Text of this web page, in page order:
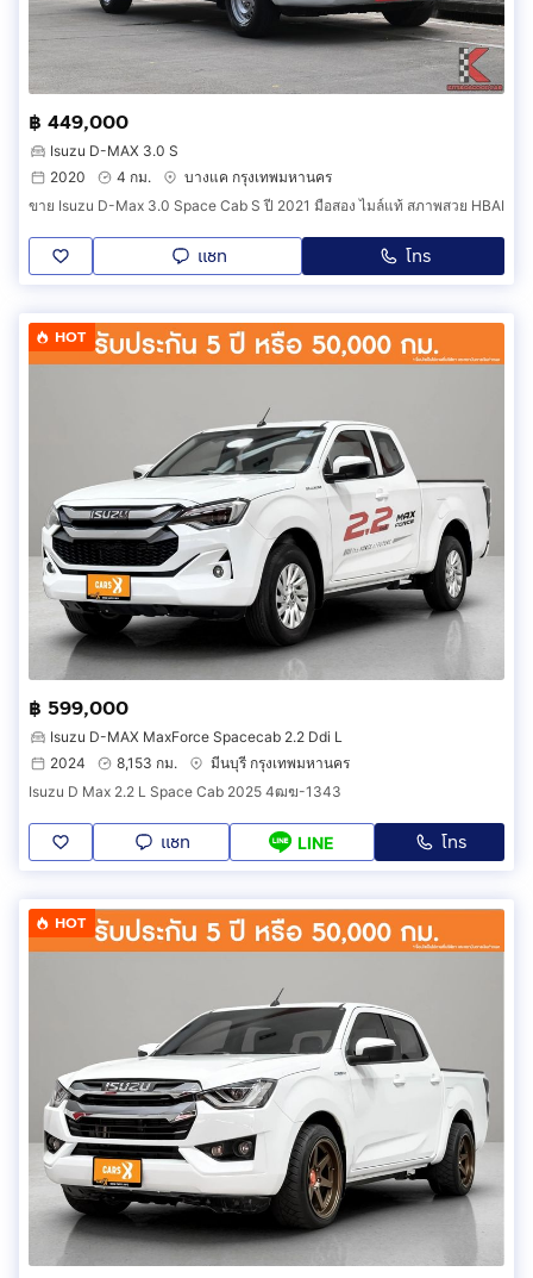
฿ 449,000
Isuzu D-MAX 3.0 S
2020
4 กม.
บางแค กรุงเทพมหานคร
ขาย Isuzu D-Max 3.0 Space Cab S ปี 2021 มือสอง ไมล์แท้ สภาพสวย HBAI
แชท โทร
HOT
฿ 599,000
Isuzu D-MAX MaxForce Spacecab 2.2 Ddi L
2024
8,153 กม.
มีนบุรี กรุงเทพมหานคร
Isuzu D Max 2.2 L Space Cab 2025 4ฒฆ-1343
แชท LINE โทร
HOT